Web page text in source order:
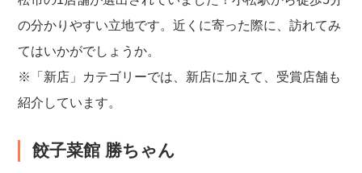
の分かりやすい立地です。近くに寄った際に、訪れてみ
てはいかがでしょうか。
※「新店」カテゴリーでは、新店に加えて、受賞店舗も
紹介しています。
餃子菜館 勝ちゃん